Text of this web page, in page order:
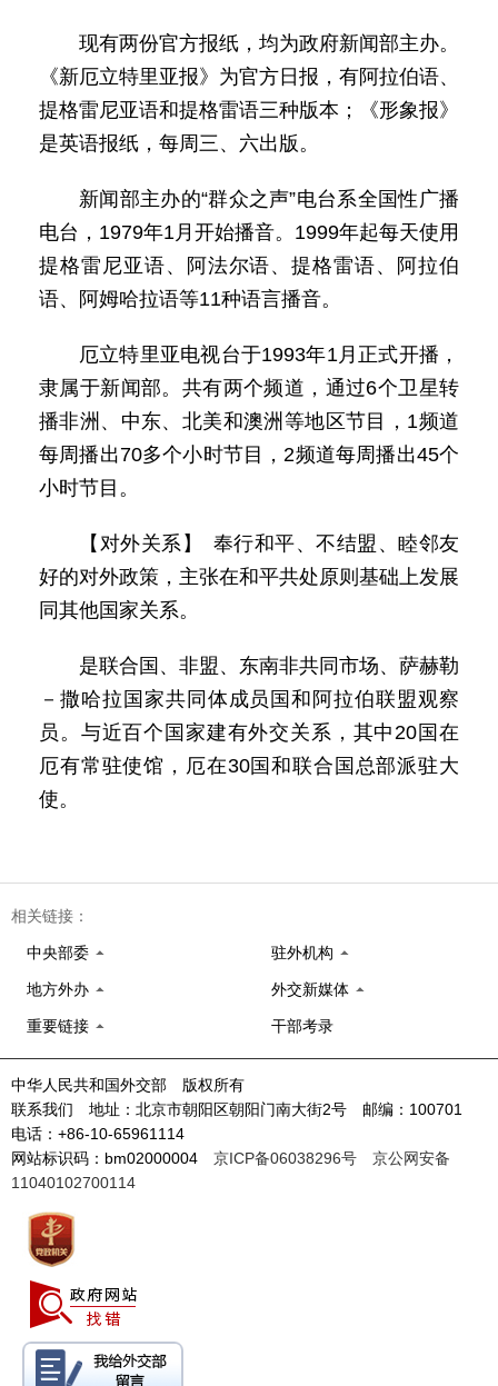
现有两份官方报纸，均为政府新闻部主办。
《新厄立特里亚报》为官方日报，有阿拉伯语、
提格雷尼亚语和提格雷语三种版本；《形象报》
是英语报纸，每周三、六出版。
新闻部主办的“群众之声”电台系全国性广播
电台，1979年1月开始播音。1999年起每天使用
提格雷尼亚语、阿法尔语、提格雷语、阿拉伯
语、阿姆哈拉语等11种语言播音。
厄立特里亚电视台于1993年1月正式开播，
隶属于新闻部。共有两个频道，通过6个卫星转
播非洲、中东、北美和澳洲等地区节目，1频道
每周播出70多个小时节目，2频道每周播出45个
小时节目。
【对外关系】 奉行和平、不结盟、睦邻友
好的对外政策，主张在和平共处原则基础上发展
同其他国家关系。
是联合国、非盟、东南非共同市场、萨赫勒
－撒哈拉国家共同体成员国和阿拉伯联盟观察
员。与近百个国家建有外交关系，其中20国在
厄有常驻使馆，厄在30国和联合国总部派驻大
使。
相关链接：
中央部委 驻外机构
地方外办 外交新媒体
重要链接 干部考录
中华人民共和国外交部 版权所有
联系我们 地址：北京市朝阳区朝阳门南大街2号 邮编：100701
电话：+86-10-65961114
网站标识码：bm02000004 京ICP备06038296号
京公网安备
11040102700114